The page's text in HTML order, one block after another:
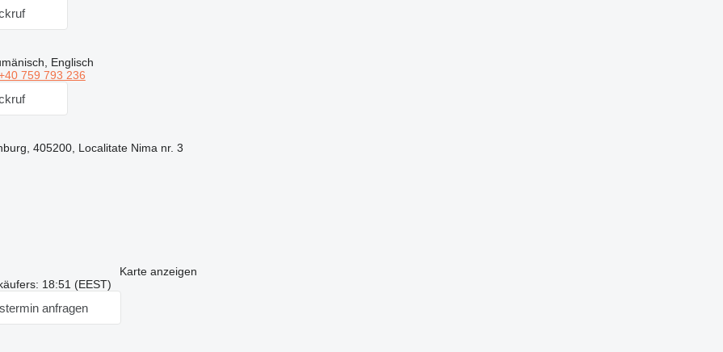
Englisch
759 793 236
405200, Localitate Nima nr. 3
Karte anzeigen
18:51 (EEST)
anfragen